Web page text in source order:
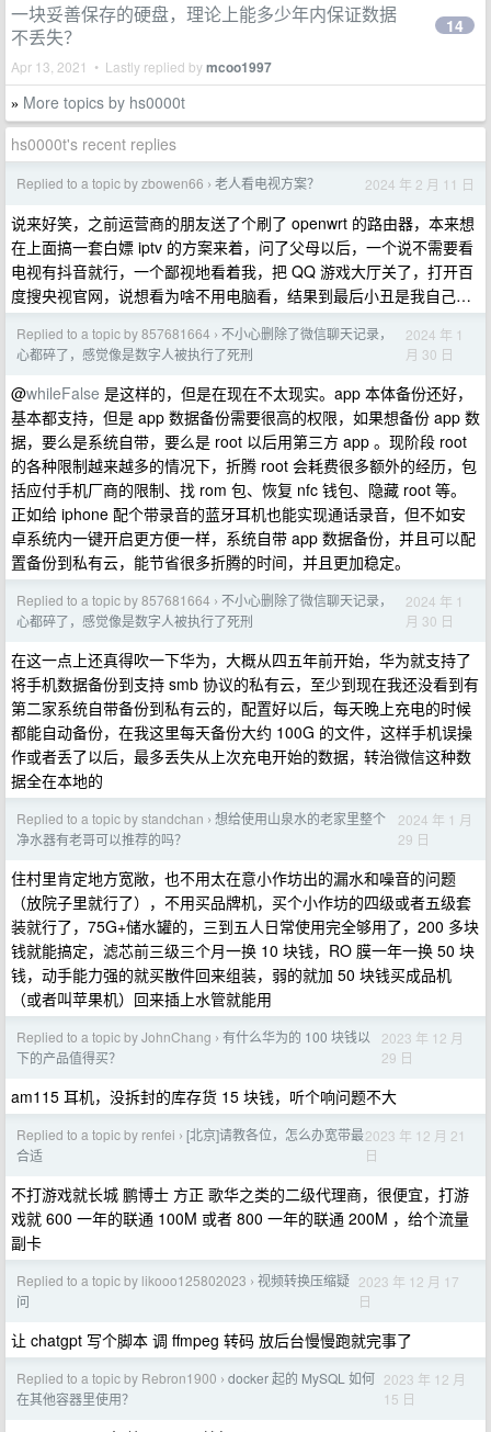
一块妥善保存的硬盘，理论上能多少年内保证数据
不丢失？
Apr 13, 2021 • Lastly replied bymcoo1997
14
» More topics by hs0000t
hs0000t's recent replies
Replied to a topic by zbowen66 › 老人看电视方案？ 2024 年 2 月 11 日
说来好笑，之前运营商的朋友送了个刷了 openwrt 的路由器，本来想
在上面搞一套白嫖 iptv 的方案来着，问了父母以后，一个说不需要看
电视有抖音就行，一个鄙视地看着我，把 QQ 游戏大厅关了，打开百
度搜央视官网，说想看为啥不用电脑看，结果到最后小丑是我自己…
Replied to a topic by 857681664 › 不小心删除了微信聊天记录，
心都碎了，感觉像是数字人被执行了死刑
2024 年 1
月 30 日
@whileFalse 是这样的，但是在现在不太现实。app 本体备份还好，
基本都支持，但是 app 数据备份需要很高的权限，如果想备份 app 数
据，要么是系统自带，要么是 root 以后用第三方 app 。现阶段 root
的各种限制越来越多的情况下，折腾 root 会耗费很多额外的经历，包
括应付手机厂商的限制、找 rom 包、恢复 nfc 钱包、隐藏 root 等。
正如给 iphone 配个带录音的蓝牙耳机也能实现通话录音，但不如安
卓系统内一键开启更方便一样，系统自带 app 数据备份，并且可以配
置备份到私有云，能节省很多折腾的时间，并且更加稳定。
Replied to a topic by 857681664 › 不小心删除了微信聊天记录，
心都碎了，感觉像是数字人被执行了死刑
2024 年 1
月 30 日
在这一点上还真得吹一下华为，大概从四五年前开始，华为就支持了
将手机数据备份到支持 smb 协议的私有云，至少到现在我还没看到有
第二家系统自带备份到私有云的，配置好以后，每天晚上充电的时候
都能自动备份，在我这里每天备份大约 100G 的文件，这样手机误操
作或者丢了以后，最多丢失从上次充电开始的数据，转治微信这种数
据全在本地的
Replied to a topic by standchan › 想给使用山泉水的老家里整个
净水器有老哥可以推荐的吗？
2024 年 1 月
29 日
住村里肯定地方宽敞，也不用太在意小作坊出的漏水和噪音的问题
（放院子里就行了），不用买品牌机，买个小作坊的四级或者五级套
装就行了，75G+储水罐的，三到五人日常使用完全够用了，200 多块
钱就能搞定，滤芯前三级三个月一换 10 块钱，RO 膜一年一换 50 块
钱，动手能力强的就买散件回来组装，弱的就加 50 块钱买成品机
（或者叫苹果机）回来插上水管就能用
Replied to a topic by JohnChang › 有什么华为的 100 块钱以
下的产品值得买？
2023 年 12 月
29 日
am115 耳机，没拆封的库存货 15 块钱，听个响问题不大
Replied to a topic by renfei › [北京]请教各位，怎么办宽带最
合适
2023 年 12 月 21
日
不打游戏就长城 鹏博士 方正 歌华之类的二级代理商，很便宜，打游
戏就 600 一年的联通 100M 或者 800 一年的联通 200M ，给个流量
副卡
Replied to a topic by likooo125802023 › 视频转换压缩疑
问
2023 年 12 月 17
日
让 chatgpt 写个脚本 调 ffmpeg 转码 放后台慢慢跑就完事了
Replied to a topic by Rebron1900 › docker 起的 MySQL 如何
在其他容器里使用？
2023 年 12 月
15 日